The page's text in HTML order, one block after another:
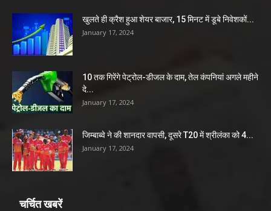
खुलते ही क्रैश हुआ शेयर बाजार, 15 मिनट में डूबे निवेशकों...
January 17, 2024
10 तक गिरेंगे पेट्रोल-डीजल के दाम, तेल कंपनियां अगले महीने
दे...
January 17, 2024
जिम्बाब्वे ने की शानदार वापसी, दूसरे T20 में श्रीलंका को 4...
January 17, 2024
चर्चित खबरें